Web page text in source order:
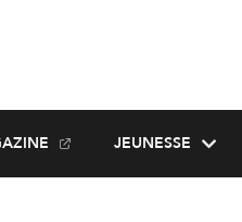
JEUNESSE